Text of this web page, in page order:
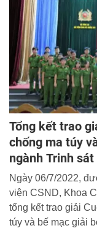
Tổng kết trao
chống ma túy
ngành Trinh
túy
Ngày 06/7/2022,
viện CSND, Khoa
tổng kết trao giải
túy và bế mạc giải